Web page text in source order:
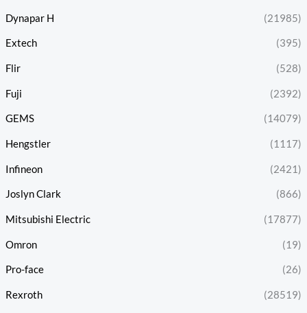
Dynapar H (21985)
Extech (395)
Flir (528)
Fuji (2392)
GEMS (14079)
Hengstler (1117)
Infineon (2421)
Joslyn Clark (866)
Mitsubishi Electric (17877)
Omron (19)
Pro-face (26)
Rexroth (28519)